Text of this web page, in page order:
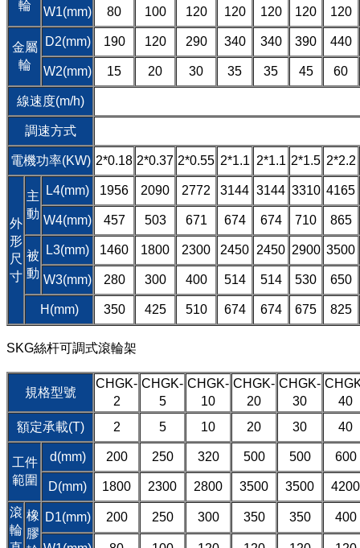
輪 W1(mm) 80 100 120 120 120 120 120
金屬
輪
D2(mm) 190 120 290 340 340 390 440
W2(mm) 15 20 30 35 35 45 60
線速度(m/h)
調速方式
電機功率(KW) 2*0.18 2*0.37 2*0.55 2*1.1 2*1.1 2*1.5 2*2.2
外
形
尺
寸
主
動
L4(mm) 1956 2090 2772 3144 3144 3310 4165
W4(mm) 457 503 671 674 674 710 865
被
動
L3(mm) 1460 1800 2300 2450 2450 2900 3500
W3(mm) 280 300 400 514 514 530 650
H(mm) 350 425 510 674 674 675 825
SKG絲杆可調式滾輪架
規格型號
CHGK-
2
CHGK-
5
CHGK-
10
CHGK-
20
CHGK-
30
40
額定承載(T)
2 5 10 20 30 40
工件
範圍
d(mm) 200 250 320 500 500 600
D(mm) 1800 2300 2800 3500 3500
4200
滾
輪
橡
膠
D1(mm) 200 250 300 350 350 400